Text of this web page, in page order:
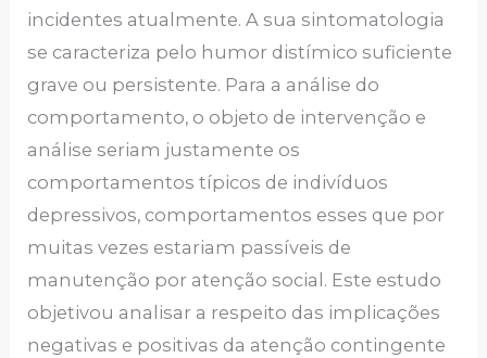
incidentes atualmente. A sua sintomatologia
se caracteriza pelo humor distímico suficiente
grave ou persistente. Para a análise do
comportamento, o objeto de intervenção e
análise seriam justamente os
comportamentos típicos de indivíduos
depressivos, comportamentos esses que por
muitas vezes estariam passíveis de
manutenção por atenção social. Este estudo
objetivou analisar a respeito das implicações
negativas e positivas da atenção contingente